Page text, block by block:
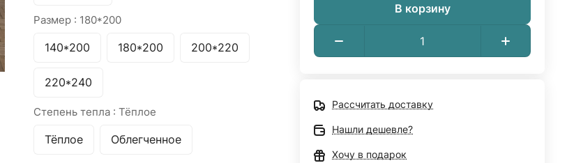
Размер : 180*200
140*200 180*200 200*220
220*240
Степень тепла : Тёплое
Тёплое Облегченное
В корзину
Рассчитать доставку
Нашли дешевле?
Хочу в подарок